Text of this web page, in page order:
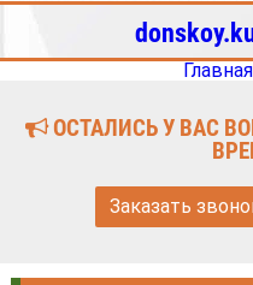
Главная
ОСТАЛИСЬ У ВАС
Заказать